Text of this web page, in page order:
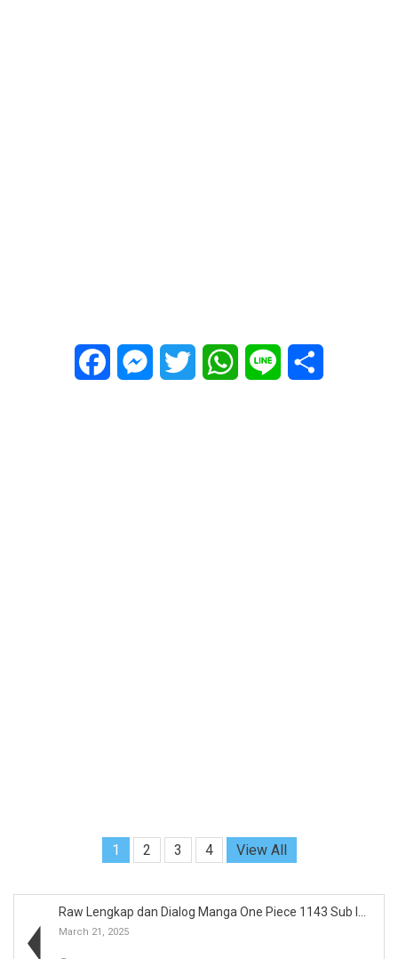
FacebookMessenger
Twitter WhatsApp
Line
1 2 3 4 View All
March 21, 2025